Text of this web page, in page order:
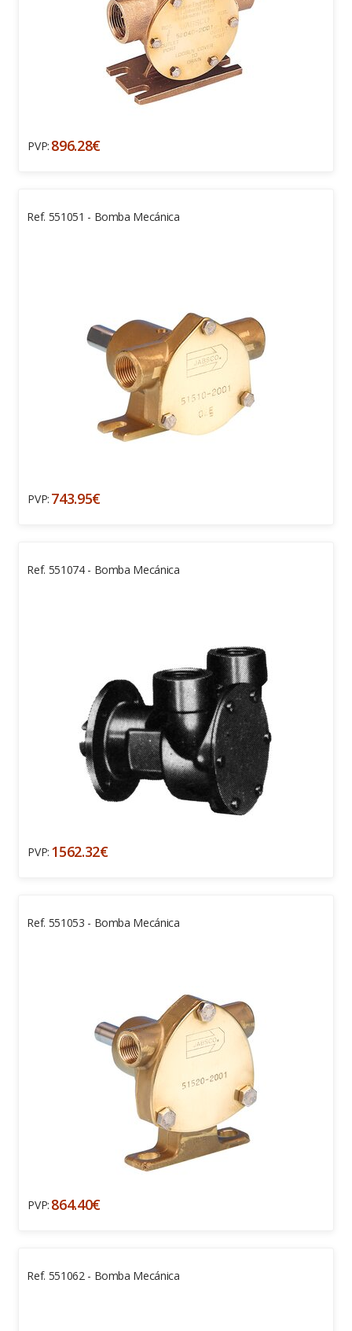
PVP: 896.28€
Ref. 551051 - Bomba Mecánica
PVP: 743.95€
Ref. 551074 - Bomba Mecánica
PVP: 1562.32€
Ref. 551053 - Bomba Mecánica
PVP: 864.40€
Ref. 551062 - Bomba Mecánica